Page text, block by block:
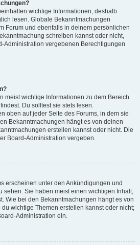
wichtige Informationen, deshalb
lesen. Globale Bekanntmachungen
Forum und ebenfalls in deinem persönlichen
schreiben kannst oder nicht,
Administration vergebenen Berechtigungen
meist wichtige Informationen zu dem Bereich
Du solltest sie stets lesen.
oben auf jeder Seite des Forums, in dem sie
Bekanntmachungen hängt es von deinen
erstellen kannst oder nicht. Die
Board-Administration vergeben.
erscheinen unter den Ankündigungen und
sehen. Sie haben meist einen wichtigen Inhalt,
Wie bei den Bekanntmachungen hängt es von
wichtige Themen erstellen kannst oder nicht;
Administration ein.